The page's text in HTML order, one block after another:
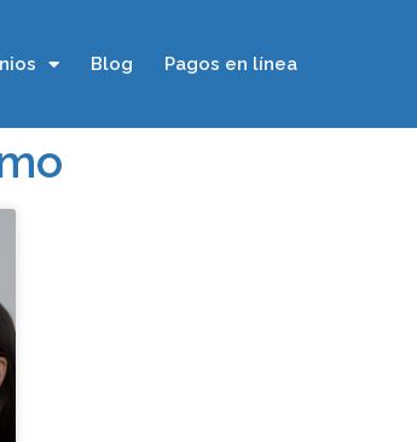
Blog Pagos en línea